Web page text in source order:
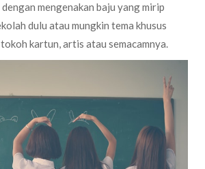
mengenakan baju yang mirip
dulu atau mungkin tema khusus
kartun, artis atau semacamnya.